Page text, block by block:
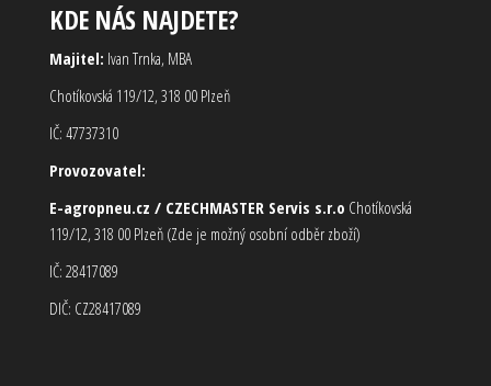
KDE NÁS NAJDETE?
Majitel: Ivan Trnka, MBA
Chotíkovská 119/12, 318 00 Plzeň
IČ: 47737310
Provozovatel:
E-agropneu.cz / CZECHMASTER Servis s.r.o Chotíkovská
119/12, 318 00 Plzeň (Zde je možný osobní odběr zboží)
IČ: 28417089
DIČ: CZ28417089